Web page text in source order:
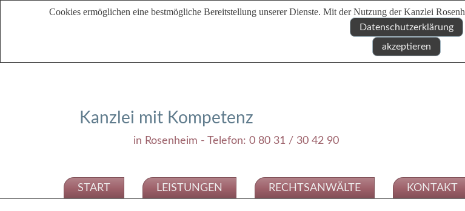
Cookies ermöglichen eine bestmögliche Bereitstellung unserer Dienste. Mit der Nutzung der Kanzlei
Datenschutzerklärung
akzeptieren
Kanzlei mit Kompetenz
in Rosenheim - Telefon: 0 80 31 / 30 42 90
START LEISTUNGEN RECHTSANWÄLTE KONTAKT